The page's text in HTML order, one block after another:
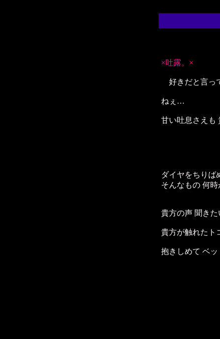
×吐露。×
好きだと言っ
ねぇ…
甘い吐息さえも
ダイヤをちりば
そんなもの 何
貴方の声 聞き
貴方が触れたト
抱きしめて ベ